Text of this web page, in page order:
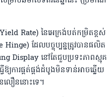
Rate) នៃអេក្រង់បត់កម្រិតខ្ពស់
Hinge) ដែលបច្ចុប្បន្នត្រូវបានផលិត
Display នៅតែជួបប្រទះភាពស្មុគ
ឱ្យការផ្គត់ផ្គង់ដំបូងមិនទាន់អាចឆ្លើយ
លឿននោះទេ។